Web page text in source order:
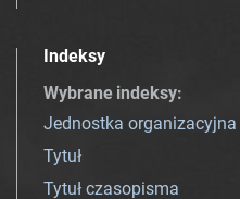
Indeksy
Wybrane indeksy:
Jednostka organizacyjna
Tytuł
Tytuł czasopisma